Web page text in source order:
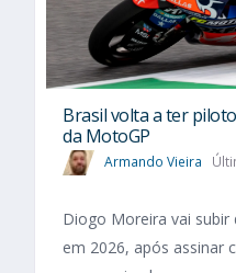
Brasil volta a ter
da MotoGP
Armando Vieira
Diogo Moreira vai
em 2026, após assinar